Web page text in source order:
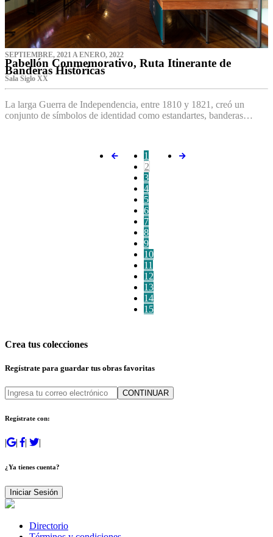
SEPTIEMBRE, 2021 A ENERO, 2022
Pabellón Conmemorativo, Ruta Itinerante de
Banderas Históricas
Sala Siglo XX
La larga Guerra de Independencia, entre 1810 y 1821, creó un
conjunto de símbolos de identidad como estandartes, banderas…
1
2
3
4
5
6
7
8
9
10
11
12
13
14
15
Crea tus colecciones
Regístrate para guardar tus obras favoritas
CONTINUAR
Regístrate con:
| | | |
¿Ya tienes cuenta?
Iniciar Sesión
Directorio